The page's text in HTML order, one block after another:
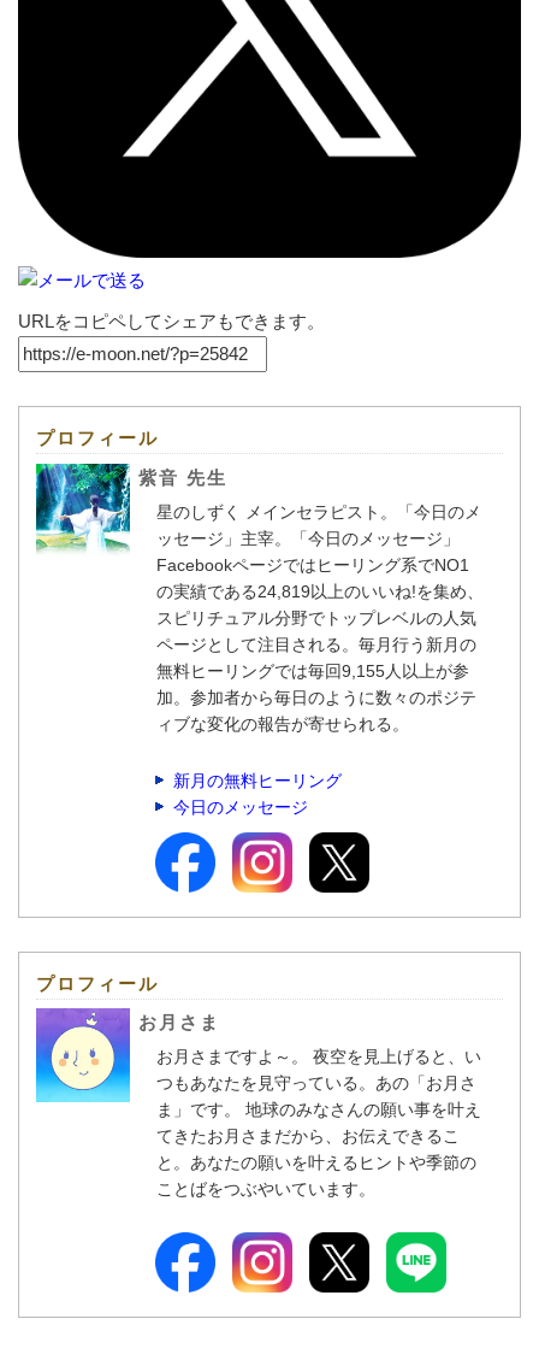
URLをコピペしてシェアもできます。
プロフィール
紫音 先生
星のしずく メインセラピスト。「今日のメ
ッセージ」主宰。「今日のメッセージ」
Facebookページではヒーリング系でNO1
の実績である24,819以上のいいね!を集め、
スピリチュアル分野でトップレベルの人気
ページとして注目される。毎月行う新月の
無料ヒーリングでは毎回9,155人以上が参
加。参加者から毎日のように数々のポジテ
ィブな変化の報告が寄せられる。
新月の無料ヒーリング
今日のメッセージ
プロフィール
お月さま
お月さまですよ～。 夜空を見上げると、い
つもあなたを見守っている。あの「お月さ
ま」です。 地球のみなさんの願い事を叶え
てきたお月さまだから、お伝えできるこ
と。あなたの願いを叶えるヒントや季節の
ことばをつぶやいています。